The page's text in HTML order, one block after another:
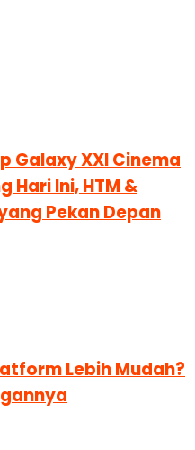
Galaxy XXI Cinema
Hari Ini, HTM &
Pekan Depan
Lebih Mudah?